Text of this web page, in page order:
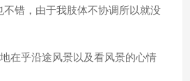
不错，由于我肢体不协调所以就没
在乎沿途风景以及看风景的心情